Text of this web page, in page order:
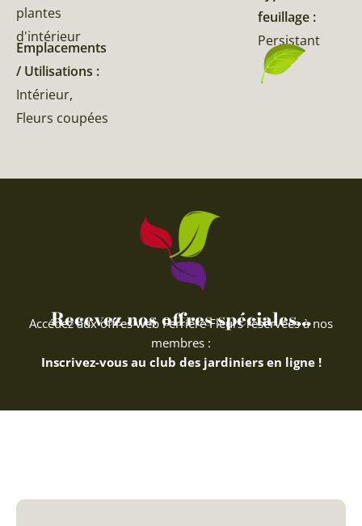
plantes
d'intérieur
Emplacements
/ Utilisations :
Intérieur,
Fleurs coupées
feuillage :
Persistant
Recevez nos offres spéciales...
Accédez aux offres web Ferriere Fleurs réservées à nos
membres :
Inscrivez-vous au club des jardiniers en ligne !